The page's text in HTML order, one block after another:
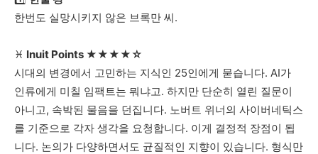
한번도 실망시키지 않은 브록만 씨.
♓ Inuit Points ★★★★☆
시대의 변경에서 고민하는 지식인 25인에게 묻습니다. AI가
인류에게 미칠 임팩트는 뭐냐고. 하지만 단순히 열린 질문이
아니고, 속박된 물음을 던집니다. 노버트 위너의 사이버네틱스
를 기준으로 각자 생각을 요청합니다. 이게 결정적 장점이 됩
니다. 논의가 다양하면서도 균질적인 지향이 있습니다. 형식만